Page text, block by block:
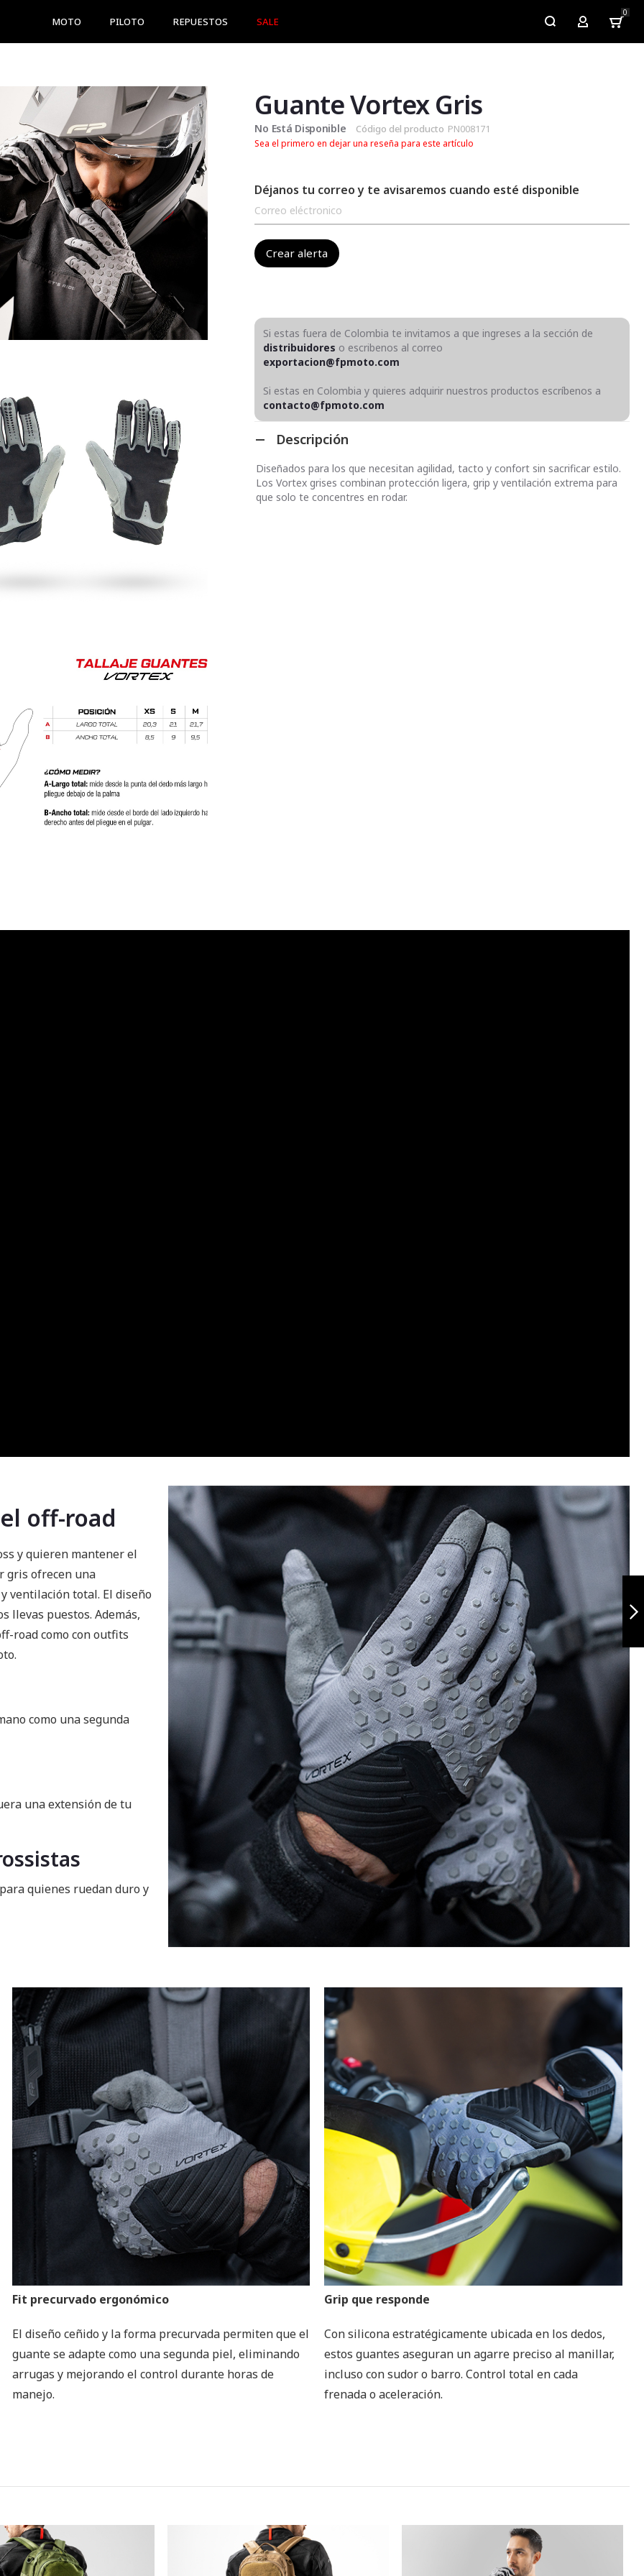
MOTO PILOTO REPUESTOS SALE My Account
0
Guante Vortex Gris
No Está Disponible Código del producto PN008171
Sea el primero en dejar una reseña para este artículo
Déjanos tu correo y te avisaremos cuando esté disponible
Si estas fuera de Colombia te invitamos a que ingreses a la sección de
distribuidores o escribenos al correo
exportacion@fpmoto.com
Si estas en Colombia y quieres adquirir nuestros productos escríbenos a
contacto@fpmoto.com
Descripción
Diseñados para los que necesitan agilidad, tacto y confort sin sacrificar estilo.
Los Vortex grises combinan protección ligera, grip y ventilación extrema para
que solo te concentres en rodar.
Guante Vortex
Verde
Siguiente
off-road
y quieren mantener el
gris ofrecen una
ventilación total. El diseño
llevas puestos. Además,
road como con outfits
como una segunda
una extensión de tu
quienes ruedan duro y
Fit precurvado ergonómico
El diseño ceñido y la forma precurvada permiten que el
guante se adapte como una segunda piel, eliminando
arrugas y mejorando el control durante horas de
manejo.
Grip que responde
Con silicona estratégicamente ubicada en los dedos,
estos guantes aseguran un agarre preciso al manillar,
incluso con sudor o barro. Control total en cada
frenada o aceleración.